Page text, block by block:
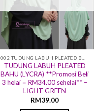
TUDUNG LABUH PLEATED
BAHU (LYCRA) **Promosi Beli
3 helai = RM34.00 sehelai** –
LIGHT GREEN
RM39.00